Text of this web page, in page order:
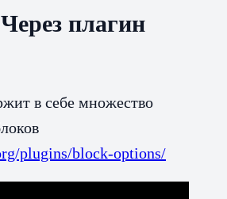
плагин
в себе множество
plugins/block-options/